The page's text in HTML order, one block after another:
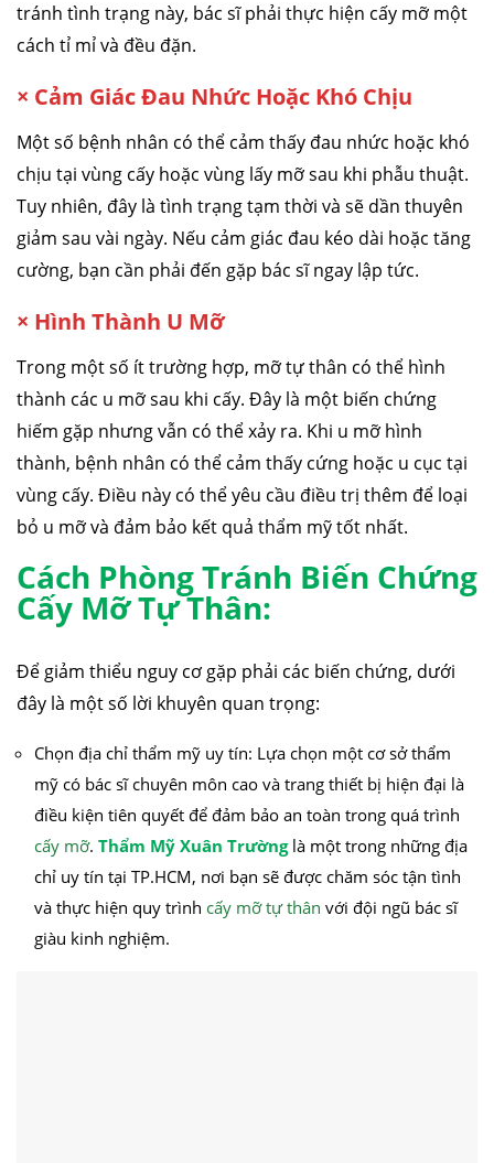
tránh tình trạng này, bác sĩ phải thực hiện cấy mỡ một
cách tỉ mỉ và đều đặn.
× Cảm Giác Đau Nhức Hoặc Khó Chịu
Một số bệnh nhân có thể cảm thấy đau nhức hoặc khó
chịu tại vùng cấy hoặc vùng lấy mỡ sau khi phẫu thuật.
Tuy nhiên, đây là tình trạng tạm thời và sẽ dần thuyên
giảm sau vài ngày. Nếu cảm giác đau kéo dài hoặc tăng
cường, bạn cần phải đến gặp bác sĩ ngay lập tức.
× Hình Thành U Mỡ
Trong một số ít trường hợp, mỡ tự thân có thể hình
thành các u mỡ sau khi cấy. Đây là một biến chứng
hiếm gặp nhưng vẫn có thể xảy ra. Khi u mỡ hình
thành, bệnh nhân có thể cảm thấy cứng hoặc u cục tại
vùng cấy. Điều này có thể yêu cầu điều trị thêm để loại
bỏ u mỡ và đảm bảo kết quả thẩm mỹ tốt nhất.
Cách Phòng Tránh Biến Chứng
Cấy Mỡ Tự Thân:
Để giảm thiểu nguy cơ gặp phải các biến chứng, dưới
đây là một số lời khuyên quan trọng:
Chọn địa chỉ thẩm mỹ uy tín: Lựa chọn một cơ sở thẩm
mỹ có bác sĩ chuyên môn cao và trang thiết bị hiện đại là
điều kiện tiên quyết để đảm bảo an toàn trong quá trình
cấy mỡ. Thẩm Mỹ Xuân Trườnglà một trong những địa
chỉ uy tín tại TP.HCM, nơi bạn sẽ được chăm sóc tận tình
và thực hiện quy trình cấy mỡ tự thân với đội ngũ bác sĩ
giàu kinh nghiệm.